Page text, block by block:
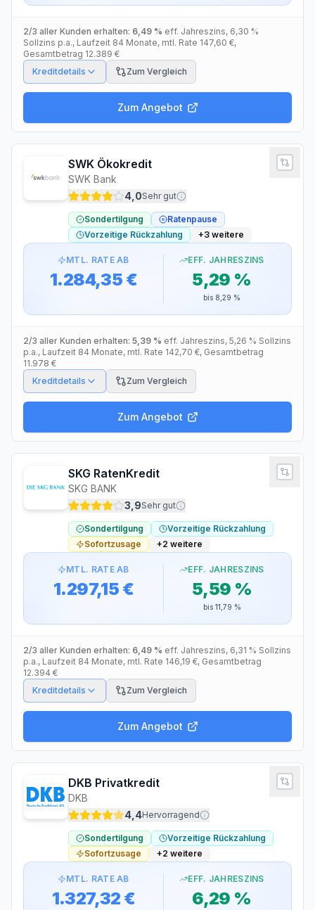
2/3 aller Kunden erhalten: 6,49 % eff. Jahreszins, 6,30 %
Sollzins p.a., Laufzeit 84 Monate, mtl. Rate 147,60 €,
Gesamtbetrag 12.389 €
Kreditdetails
Zum Vergleich
Zum Angebot
SWK Ökokredit
SWK Bank
4,0Sehr gut
Sondertilgung
Ratenpause
Vorzeitige Rückzahlung
+3 weitere
MTL. RATE AB
1.284,35 €
EFF. JAHRESZINS
5,29 %
bis 8,29 %
2/3 aller Kunden erhalten: 5,39 % eff. Jahreszins, 5,26 % Sollzins
p.a., Laufzeit 84 Monate, mtl. Rate 142,70 €, Gesamtbetrag
11.978 €
Kreditdetails
Zum Vergleich
Zum Angebot
SKG RatenKredit
SKG BANK
3,9Sehr gut
Sondertilgung
Vorzeitige Rückzahlung
Sofortzusage
+2 weitere
MTL. RATE AB
1.297,15 €
EFF. JAHRESZINS
5,59 %
bis 11,79 %
2/3 aller Kunden erhalten: 6,49 % eff. Jahreszins, 6,31 % Sollzins
p.a., Laufzeit 84 Monate, mtl. Rate 146,19 €, Gesamtbetrag
12.394 €
Kreditdetails
Zum Vergleich
Zum Angebot
DKB Privatkredit
DKB
4,4Hervorragend
Sondertilgung
Vorzeitige Rückzahlung
Sofortzusage
+2 weitere
MTL. RATE AB
1.327,32 €
EFF. JAHRESZINS
6,29 %